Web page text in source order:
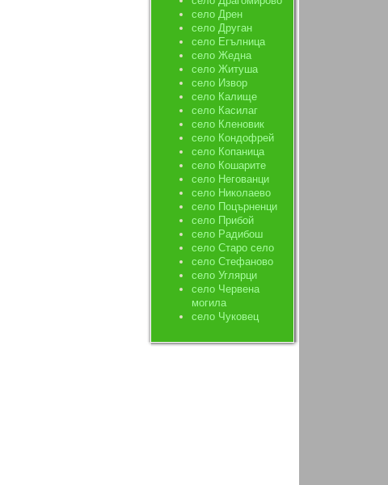
село Дрен
село Друган
село Егълница
село Жедна
село Житуша
село Извор
село Калище
село Касилаг
село Кленовик
село Кондофрей
село Копаница
село Кошарите
село Негованци
село Николаево
село Поцърненци
село Прибой
село Радибош
село Старо село
село Стефаново
село Углярци
село Червена
могила
село Чуковец